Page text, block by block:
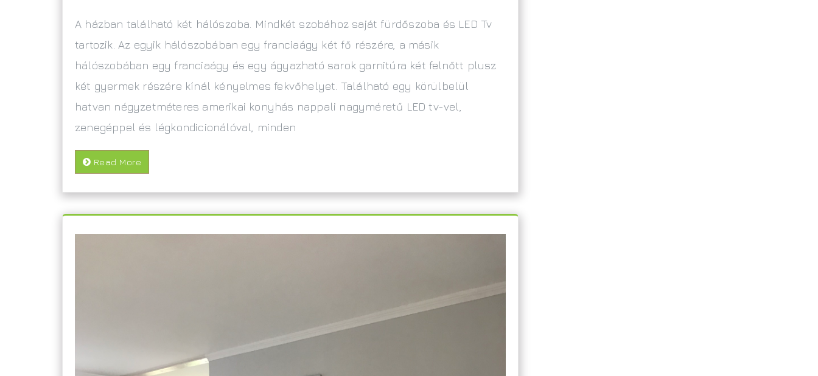
A házban található két hálószoba. Mindkét szobához saját fürdőszoba és LED Tv
tartozik. Az egyik hálószobában egy franciaágy két fő részére, a másik
hálószobában egy franciaágy és egy ágyazható sarok garnitúra két felnőtt plusz
két gyermek részére kínál kényelmes fekvőhelyet. Található egy körülbelül
hatvan négyzetméteres amerikai konyhás nappali nagyméretű LED tv-vel,
zenegéppel és légkondicionálóval, minden
Read More